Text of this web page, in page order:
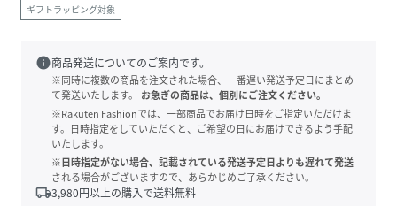
ギフトラッピング対象
info商品発送についてのご案内です。
※同時に複数の商品を注文された場合、一番遅い発送予定日にまとめ
て発送いたします。
お急ぎの商品は、個別にご注文ください。
※Rakuten Fashionでは、一部商品でお届け日時をご指定いただけま
す。日時指定をしていただくと、ご希望の日にお届けできるよう手配
いたします。
※日時指定がない場合、記載されている発送予定日よりも遅れて発送
される場合がございますので、あらかじめご了承ください。
local_shipping3,980円以上の購入で送料無料